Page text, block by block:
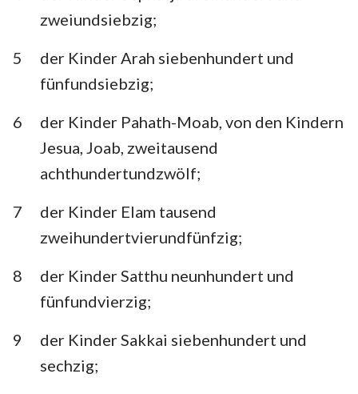
Maleachi
zweiundsiebzig;
5
der Kinder Arah siebenhundert und
fünfundsiebzig;
6
der Kinder Pahath-Moab, von den Kindern
Jesua, Joab, zweitausend
achthundertundzwölf;
7
der Kinder Elam tausend
zweihundertvierundfünfzig;
8
der Kinder Satthu neunhundert und
fünfundvierzig;
9
der Kinder Sakkai siebenhundert und
sechzig;